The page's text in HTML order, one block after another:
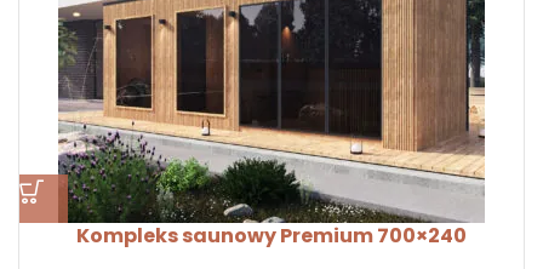
Kompleks saunowy Premium 700×240